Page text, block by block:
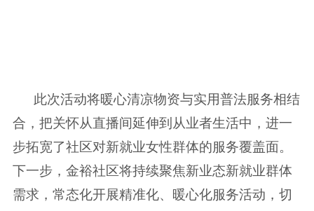
此次活动将暖心清凉物资与实用普法服务相结
合，把关怀从直播间延伸到从业者生活中，进一
步拓宽了社区对新就业女性群体的服务覆盖面。
下一步，金裕社区将持续聚焦新业态新就业群体
需求，常态化开展精准化、暖心化服务活动，切